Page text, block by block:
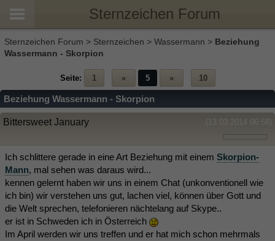
Sternzeichen Forum
Sternzeichen Forum > Sternzeichen > Wassermann > Beziehung
Wassermann - Skorpion
Seite: 1 « 5 » 10
Beziehung Wassermann - Skorpion
(13.03.2014 06:58)
Bittersweet January
Ich schlittere gerade in eine Art Beziehung mit einem Skorpion-
Mann, mal sehen was daraus wird...
kennen gelernt haben wir uns in einem Chat (unkonventionell wie
ich bin) wir verstehen uns gut, lachen viel, können über Gott und
die Welt sprechen, telefonieren nächtelang auf Skype..
er ist in Schweden ich in Österreich
Im April werden wir uns treffen und er hat mich schon mehrmals